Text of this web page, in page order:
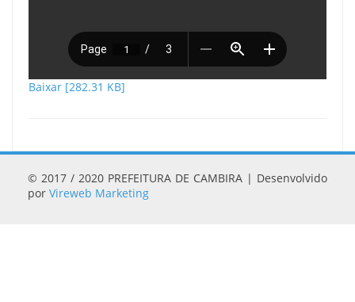
Baixar [282.31 KB]
© 2017 / 2020 PREFEITURA DE CAMBIRA | Desenvolvido
por Vireweb Marketing